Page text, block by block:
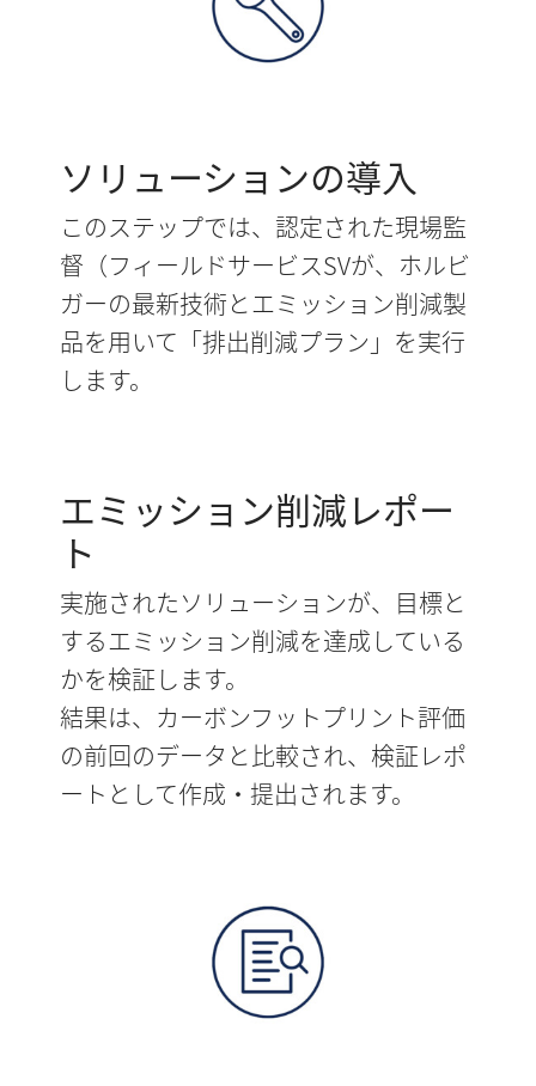
ソリューションの導入
このステップでは、認定された現場監
督（フィールドサービスSVが、ホルビ
ガーの最新技術とエミッション削減製
品を用いて「排出削減プラン」を実行
します。
エミッション削減レポー
ト
実施されたソリューションが、目標と
するエミッション削減を達成している
かを検証します。
結果は、カーボンフットプリント評価
の前回のデータと比較され、検証レポ
ートとして作成・提出されます。